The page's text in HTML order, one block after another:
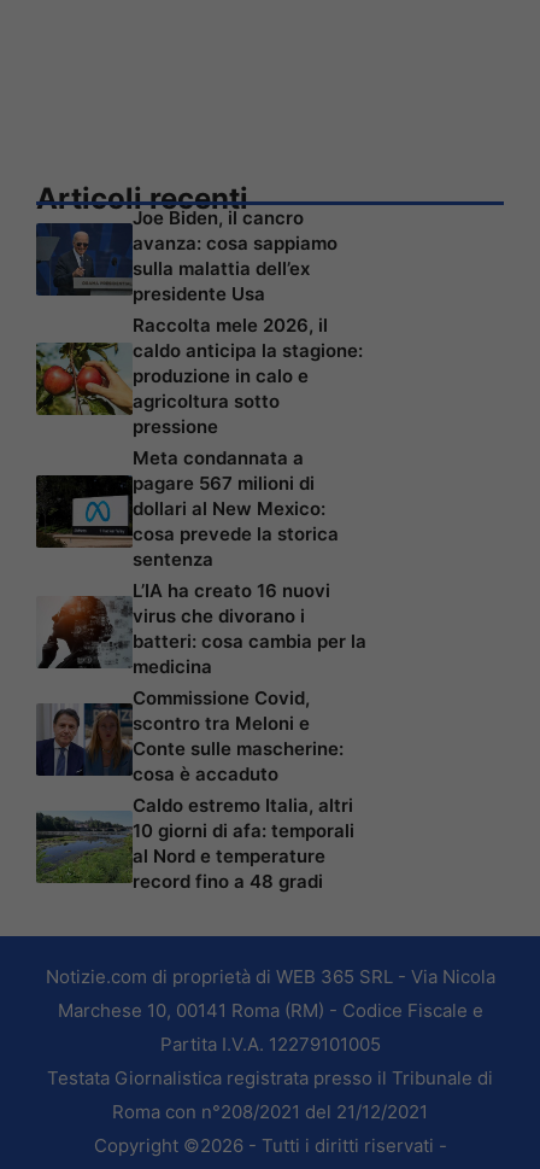
Articoli recenti
Joe Biden, il cancro
avanza: cosa sappiamo
sulla malattia dell’ex
presidente Usa
Raccolta mele 2026, il
caldo anticipa la stagione:
produzione in calo e
agricoltura sotto
pressione
Meta condannata a
pagare 567 milioni di
dollari al New Mexico:
cosa prevede la storica
sentenza
L’IA ha creato 16 nuovi
virus che divorano i
batteri: cosa cambia per la
medicina
Commissione Covid,
scontro tra Meloni e
Conte sulle mascherine:
cosa è accaduto
Caldo estremo Italia, altri
10 giorni di afa: temporali
al Nord e temperature
record fino a 48 gradi
Notizie.com di proprietà di WEB 365 SRL - Via Nicola
Marchese 10, 00141 Roma (RM) - Codice Fiscale e
Partita I.V.A. 12279101005
Testata Giornalistica registrata presso il Tribunale di
Roma con n°208/2021 del 21/12/2021
Copyright ©2026 - Tutti i diritti riservati -